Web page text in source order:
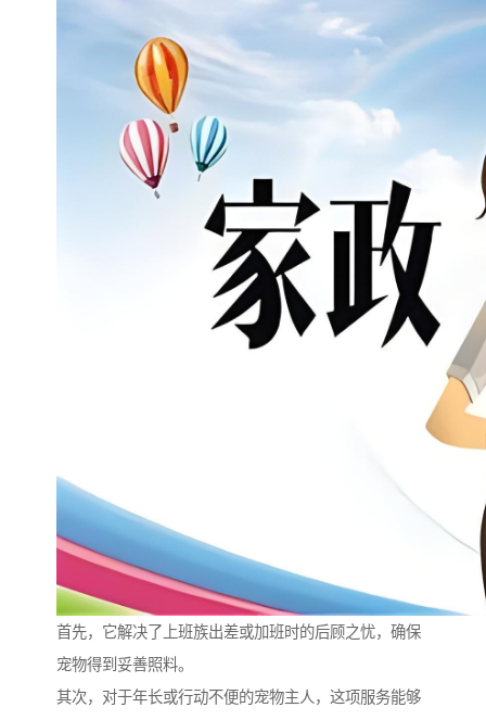
首先，它解决了上班族出差或加班时的后顾之忧，确保
宠物得到妥善照料。
其次，对于年长或行动不便的宠物主人，这项服务能够